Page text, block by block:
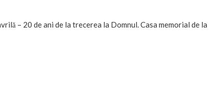
– 20 de ani de la trecerea la Domnul. Casa memorial de la